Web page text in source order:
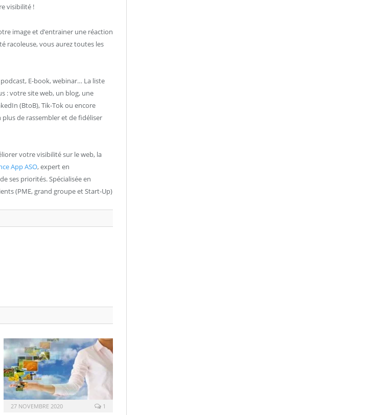
visibilité !
image et d’entrainer une réaction
racoleuse, vous aurez toutes les
E-book, webinar… La liste
: votre site web, un blog, une
(BtoB), Tik-Tok ou encore
de rassembler et de fidéliser
votre visibilité sur le web, la
App ASO, expert en
ses priorités. Spécialisée en
(PME, grand groupe et Start-Up)
27 NOVEMBRE 2020 1